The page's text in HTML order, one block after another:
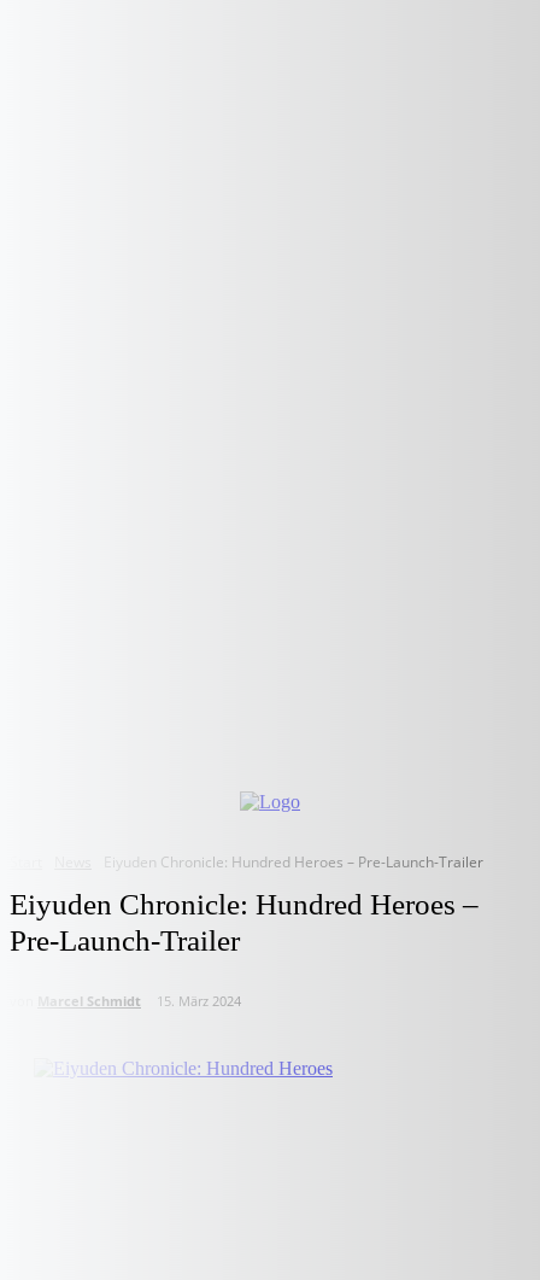
Eiyuden Chronicle: Hundred Heroes – Pre-Launch-Trailer
Eiyuden Chronicle: Hundred Heroes –
Pre-Launch-Trailer
Marcel Schmidt 15. März 2024